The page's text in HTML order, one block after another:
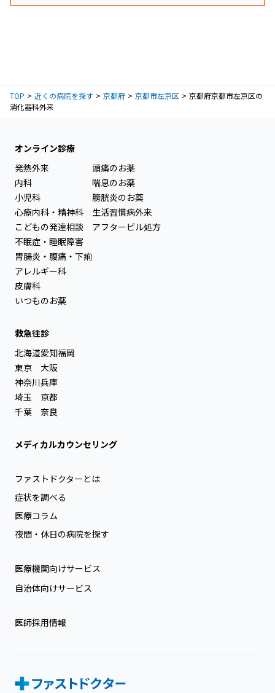
TOP 近くの病院を探す 京都府 京都市左京区
京都府京都市左京区の
消化器科外来
オンライン診療
発熱外来
内科
小児科
心療内科・精神科
こどもの発達相談
不眠症・睡眠障害
胃腸炎・腹痛・下痢
アレルギー科
皮膚科
いつものお薬
頭痛のお薬
喘息のお薬
膀胱炎のお薬
生活習慣病外来
アフターピル処方
救急往診
北海道
東京
神奈川
埼玉
千葉
愛知
大阪
兵庫
京都
奈良
福岡
メディカルカウンセリング
ファストドクターとは
症状を調べる
医療コラム
夜間・休日の病院を探す
医療機関向けサービス
自治体向けサービス
医師採用情報